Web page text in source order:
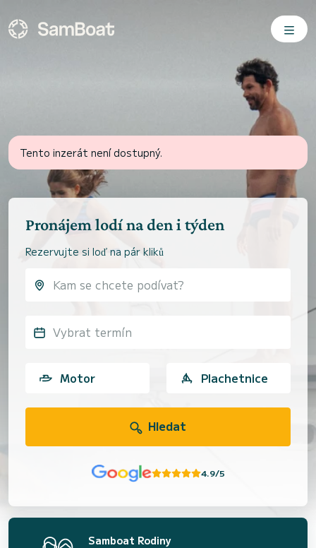
Tento inzerát není dostupný.
Pronájem lodí na den i týden
Rezervujte si loď na pár kliků
Vybrat termín
Motor Plachetnice
Hledat
4.9/5
Samboat Rodiny